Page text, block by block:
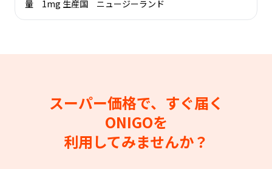
量 1mg 生産国 ニュージーランド
スーパー価格で、すぐ届く
ONIGOを
利用してみませんか？